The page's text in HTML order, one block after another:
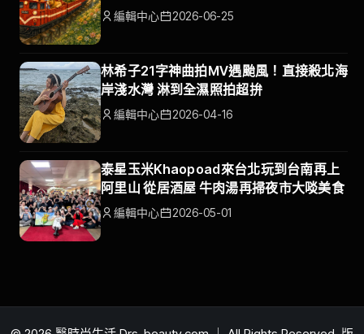
編輯中心 2026-06-25
林希子21字神曲拍MV遇颱風！直接殺北海
岸淺水灣 淋到全濕照拍超拚
編輯中心 2026-04-16
泰星玉米Khaopoad來台北玩到台南再上
阿里山 從居酒屋 牛肉湯再掃夜市大啖美食
編輯中心 2026-05-01